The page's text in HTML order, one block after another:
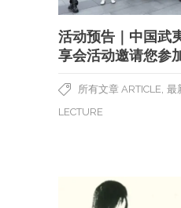
活动预告｜中国武
享会活动邀请您参
所有文章 ARTICLE, 最
LECTURE